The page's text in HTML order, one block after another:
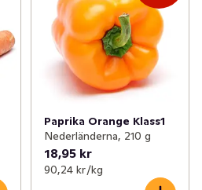
Paprika Orange Klass1
Nederländerna, 210 g
18,95 kr
90,24 kr /kg